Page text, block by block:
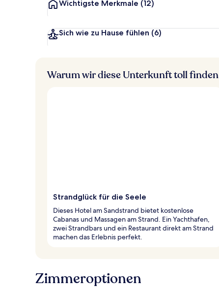
Wichtigste Merkmale (12)
Sich wie zu Hause fühlen (6)
Warum wir diese Unterkunft toll finden
Strandglück für die Seele
Dieses Hotel am Sandstrand bietet kostenlose
Cabanas und Massagen am Strand. Ein Yachthafen,
zwei Strandbars und ein Restaurant direkt am Strand
machen das Erlebnis perfekt.
Zimmeroptionen